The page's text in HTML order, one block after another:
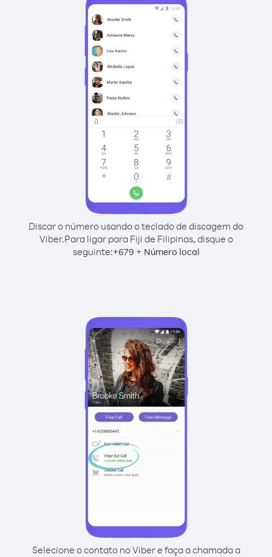
Discar o número usando o teclado de discagem do
Viber.Para ligar para Fiji de Filipinas, disque o
seguinte:+679 + Número local
Selecione o contato no Viber e faça a chamada a